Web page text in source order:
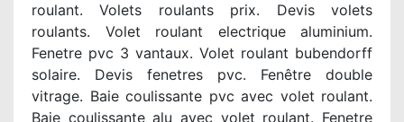
roulant. Volets roulants prix. Devis volets
roulants. Volet roulant electrique aluminium.
Fenetre pvc 3 vantaux. Volet roulant bubendorff
solaire. Devis fenetres pvc. Fenêtre double
vitrage. Baie coulissante pvc avec volet roulant.
Baie coulissante alu avec volet roulant. Fenetre